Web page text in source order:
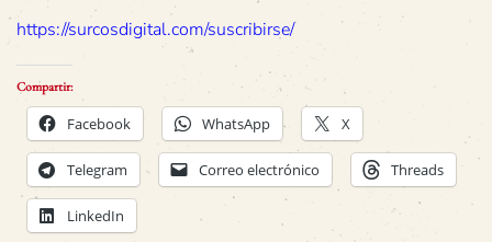
https://surcosdigital.com/suscribirse/
Compartir:
Facebook WhatsApp X
Telegram Correo electrónico Threads
LinkedIn